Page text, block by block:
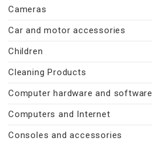
Cameras
Car and motor accessories
Children
Cleaning Products
Computer hardware and software
Computers and Internet
Consoles and accessories